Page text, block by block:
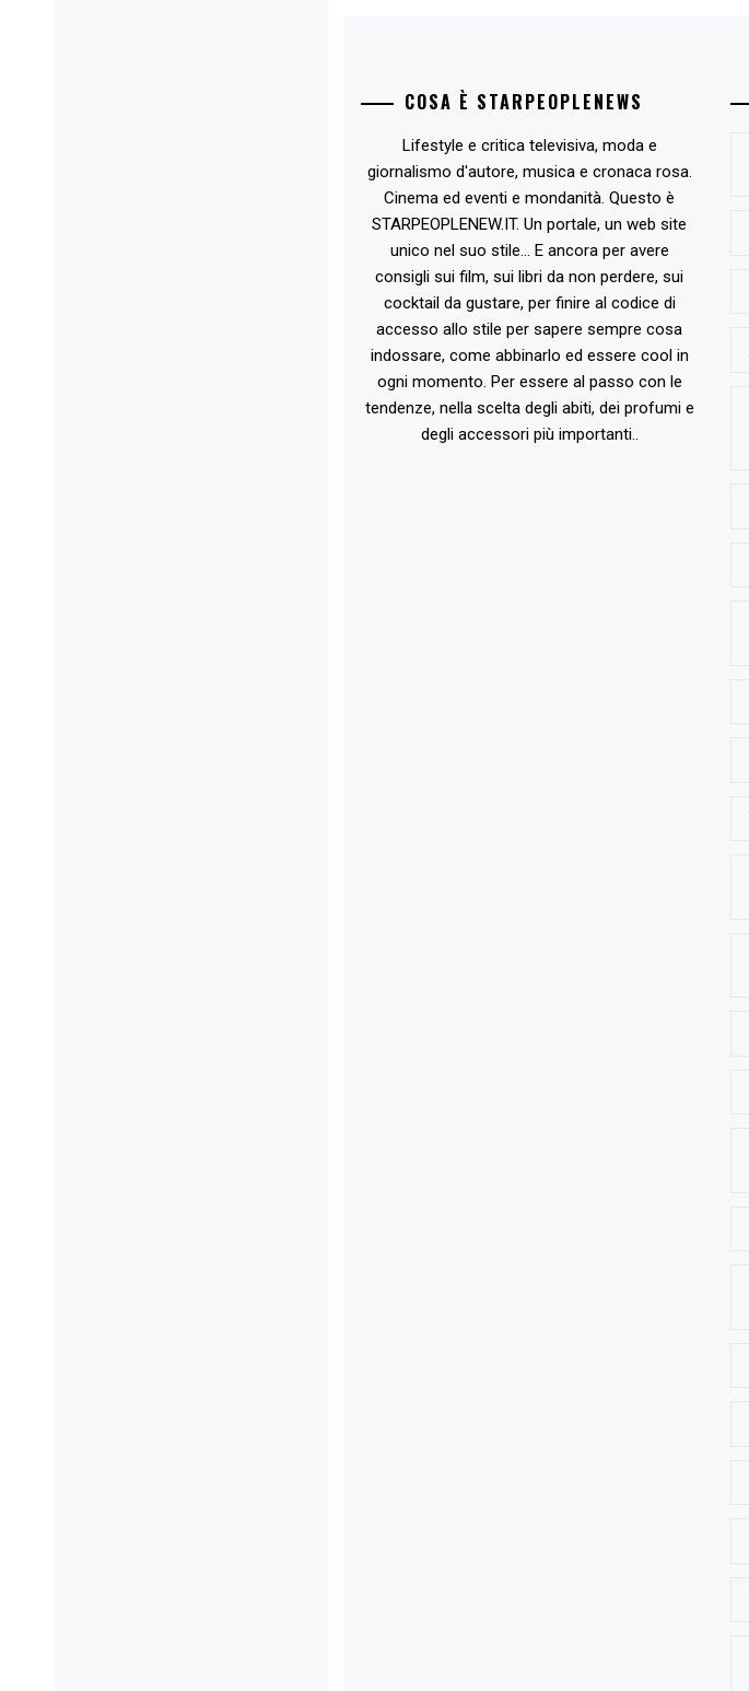
COSA È STARPEOPLENEWS
Lifestyle e critica televisiva, moda e
giornalismo d'autore, musica e cronaca rosa.
Cinema ed eventi e mondanità. Questo è
STARPEOPLENEW.IT. Un portale, un web site
unico nel suo stile... E ancora per avere
consigli sui film, sui libri da non perdere, sui
cocktail da gustare, per finire al codice di
accesso allo stile per sapere sempre cosa
indossare, come abbinarlo ed essere cool in
ogni momento. Per essere al passo con le
tendenze, nella scelta degli abiti, dei profumi e
degli accessori più importanti..